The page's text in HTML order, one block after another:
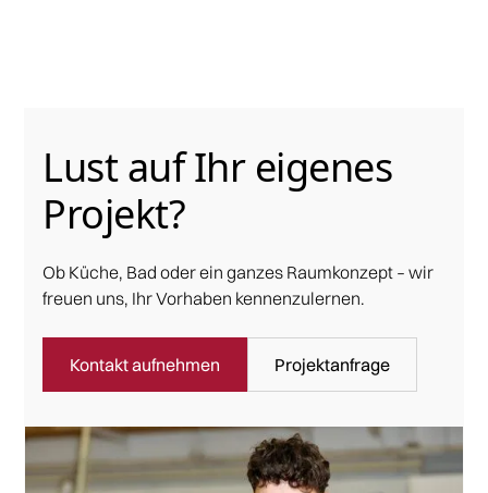
Lust auf Ihr eigenes
Projekt?
Ob Küche, Bad oder ein ganzes Raumkonzept – wir
freuen uns, Ihr Vorhaben kennenzulernen.
Kontakt aufnehmen Projektanfrage